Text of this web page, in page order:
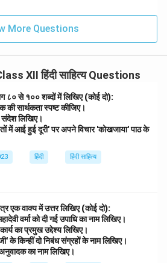
More Questions
XII हिंदी साहित्य Questions
८० से १०० शब्दों में लिखिए (कोई दो):
की सार्थकता स्पष्ट कीजिए।
संदेश लिखिए।
में आई हुई दूरी' पर अपने विचार 'कोखजाया' पाठ के
हिंदी हिंदी साहित्य
एक वाक्य में उत्तर लिखिए (कोई दो):
वर्मा को दी गई उपाधि का नाम लिखिए।
का प्रमुख उद्देश्य लिखिए।
के किन्हीं दो निबंध संग्रहों के नाम लिखिए।
का नाम लिखिए।